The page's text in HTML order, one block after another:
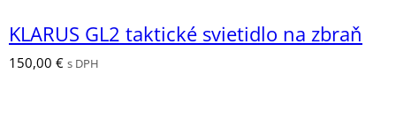
KLARUS GL2 taktické svietidlo na zbraň
150,00 € s DPH